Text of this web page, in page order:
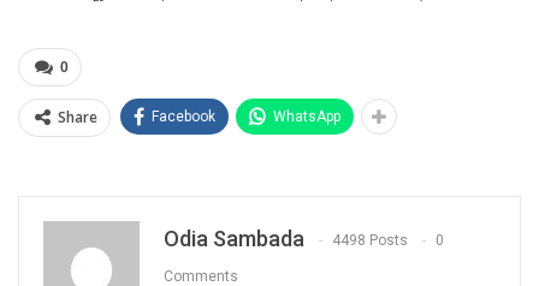
0
Share Facebook WhatsApp
Odia Sambada 4498 Posts 0
Comments